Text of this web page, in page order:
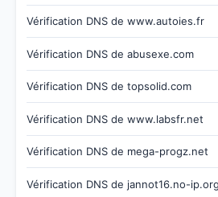
Vérification DNS de www.autoies.fr
Vérification DNS de abusexe.com
Vérification DNS de topsolid.com
Vérification DNS de www.labsfr.net
Vérification DNS de mega-progz.net
Vérification DNS de jannot16.no-ip.org